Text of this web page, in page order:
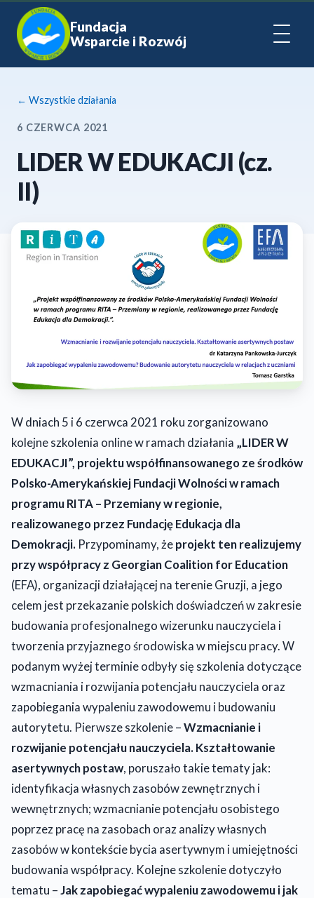
Fundacja
Wsparcie i Rozwój
← Wszystkie działania
6 CZERWCA 2021
LIDER W EDUKACJI (cz.
II)
W dniach 5 i 6 czerwca 2021 roku zorganizowano
kolejne szkolenia online w ramach działania „LIDER W
EDUKACJI”, projektu współfinansowanego ze środków
Polsko-Amerykańskiej Fundacji Wolności w ramach
programu RITA – Przemiany w regionie,
realizowanego przez Fundację Edukacja dla
Demokracji. Przypominamy, żeprojekt ten realizujemy
przy współpracy z Georgian Coalition for Education
(EFA), organizacji działającej na terenie Gruzji, a jego
celem jest przekazanie polskich doświadczeń w zakresie
budowania profesjonalnego wizerunku nauczyciela i
tworzenia przyjaznego środowiska w miejscu pracy. W
podanym wyżej terminie odbyły się szkolenia dotyczące
wzmacniania i rozwijania potencjału nauczyciela oraz
zapobiegania wypaleniu zawodowemu i budowaniu
autorytetu. Pierwsze szkolenie –Wzmacnianie i
rozwijanie potencjału nauczyciela. Kształtowanie
asertywnych postaw, poruszało takie tematy jak:
identyfikacja własnych zasobów zewnętrznych i
wewnętrznych; wzmacnianie potencjału osobistego
poprzez pracę na zasobach oraz analizy własnych
zasobów w kontekście bycia asertywnym i umiejętności
budowania współpracy. Kolejne szkolenie dotyczyło
tematu –Jak zapobiegać wypaleniu zawodowemu i jak